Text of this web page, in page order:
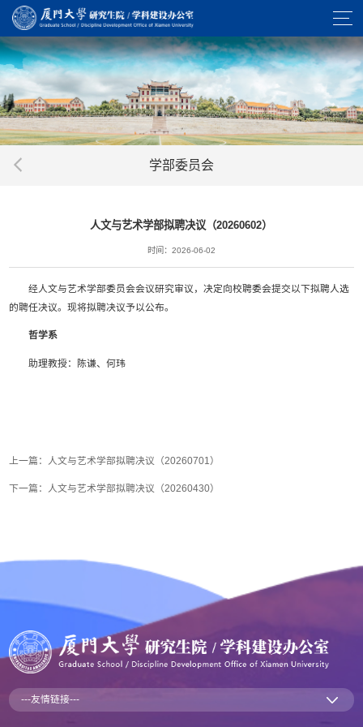
学部委员会
人文与艺术学部拟聘决议（20260602）
时间：2026-06-02
经人文与艺术学部委员会会议研究审议，决定向校聘委会提交以下拟聘人选
的聘任决议。现将拟聘决议予以公布。
哲学系
助理教授： 陈谦、 何玮
上一篇： 人文与艺术学部拟聘决议（20260701）
下一篇： 人文与艺术学部拟聘决议（20260430）
---友情链接---